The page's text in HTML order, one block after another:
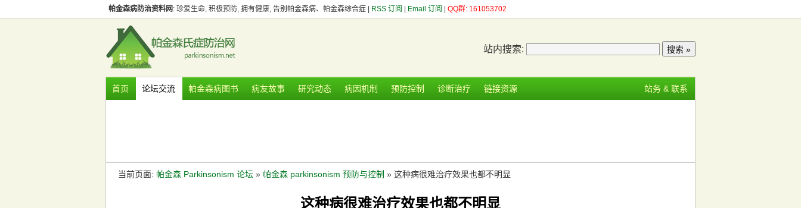
帕金森病防治资料网 : 珍爱生命, 积极预防, 拥有健康, 告别帕金森病、帕金森综合症 | RSS 订阅 Email 订阅 QQ群: 161053702
站内搜索:
首页 论坛交流 帕金森病图书 病友故事 研究动态 病因机制 预防控制 诊断治疗 链接资源 站务 & 联系
当前页面: 帕金森 Parkinsonism 论坛 » 帕金森 parkinsonism 预防与控制 » 这种病很难治疗效果也都不明显
这种病很难治疗效果也都不明显